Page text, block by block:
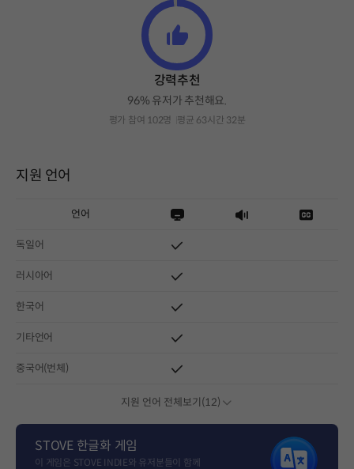
강력추천
96% 유저가 추천해요.
평가 참여 102명 평균 63시간 32분
지원 언어
언어
독일어
러시아어
한국어
기타언어
중국어(번체)
지원 언어 전체보기(12)
STOVE 한글화 게임
이 게임은 STOVE INDIE와 유저분들이 함께